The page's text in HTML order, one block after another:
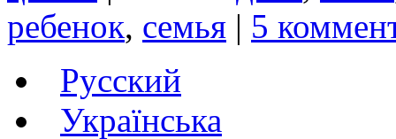
ребенок, семья | 5
Русский
Українська